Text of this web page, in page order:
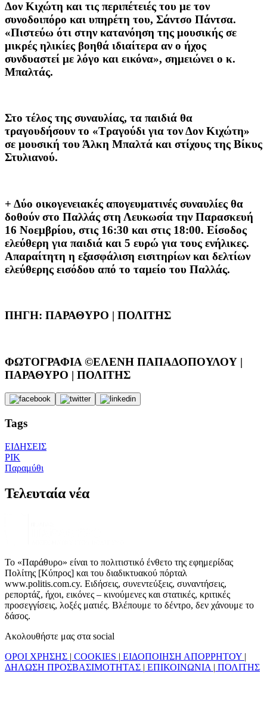
Δον Κιχώτη και τις περιπέτειές του με τον
συνοδοιπόρο και υπηρέτη του, Σάντσο Πάντσα.
«Πιστεύω ότι στην κατανόηση της μουσικής σε
μικρές ηλικίες βοηθά ιδιαίτερα αν ο ήχος
συνδυαστεί με λόγο και εικόνα», σημειώνει ο κ.
Μπαλτάς.
Στο τέλος της συναυλίας, τα παιδιά θα
τραγουδήσουν το «Τραγούδι για τον Δον Κιχώτη»
σε μουσική του Άλκη Μπαλτά και στίχους της Βίκυς
Στυλιανού.
+ Δύο οικογενειακές απογευματινές συναυλίες θα
δοθούν στο Παλλάς στη Λευκωσία την Παρασκευή
16 Νοεμβρίου, στις 16:30 και στις 18:00. Είσοδος
ελεύθερη για παιδιά και 5 ευρώ για τους ενήλικες.
Απαραίτητη η εξασφάλιση εισιτηρίων και δελτίων
ελεύθερης εισόδου από το ταμείο του Παλλάς.
ΠΗΓΗ: ΠΑΡΑΘΥΡΟ | ΠΟΛΙΤΗΣ
ΦΩΤΟΓΡΑΦΙΑ ©ΕΛΕΝΗ ΠΑΠΑΔΟΠΟΥΛΟΥ |
ΠΑΡΑΘΥΡΟ | ΠΟΛΙΤΗΣ
Tags
ΕΙΔΗΣΕΙΣ
ΡΙΚ
Παραμύθι
Τελευταία νέα
Το «Παράθυρο» είναι το πολιτιστικό ένθετο της εφημερίδας
Πολίτης [Κύπρος] και του διαδικτυακού πόρταλ
www.politis.com.cy. Ειδήσεις, συνεντεύξεις, συναντήσεις,
ρεπορτάζ, ήχοι, εικόνες – κινούμενες και στατικές, κριτικές
προσεγγίσεις, λοξές ματιές. Βλέπουμε το δέντρο, δεν χάνουμε το
δάσος.
Ακολουθήστε μας στα social
ΟΡΟΙ ΧΡΗΣΗΣ
COOKIES ΕΙΔΟΠΟΙΗΣΗ ΑΠΟΡΡΗΤΟΥ
ΔΗΛΩΣΗ ΠΡΟΣΒΑΣΙΜΟΤΗΤΑΣ
ΕΠΙΚΟΙΝΩΝΙΑ ΠΟΛΙΤΗΣ